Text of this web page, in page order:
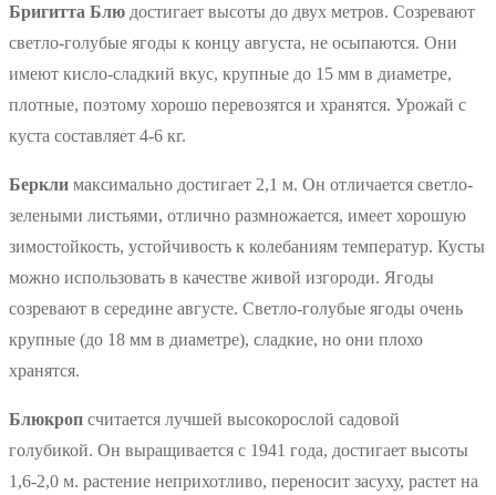
Бригитта Блю достигает высоты до двух метров. Созревают
светло-голубые ягоды к концу августа, не осыпаются. Они
имеют кисло-сладкий вкус, крупные до 15 мм в диаметре,
плотные, поэтому хорошо перевозятся и хранятся. Урожай с
куста составляет 4-6 кг.
Беркли максимально достигает 2,1 м. Он отличается светло-
зелеными листьями, отлично размножается, имеет хорошую
зимостойкость, устойчивость к колебаниям температур. Кусты
можно использовать в качестве живой изгороди. Ягоды
созревают в середине августе. Светло-голубые ягоды очень
крупные (до 18 мм в диаметре), сладкие, но они плохо
хранятся.
Блюкроп считается лучшей высокорослой садовой
голубикой. Он выращивается с 1941 года, достигает высоты
1,6-2,0 м. растение неприхотливо, переносит засуху, растет на